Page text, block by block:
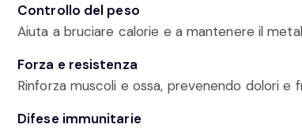
Controllo del peso
Aiuta a bruciare calorie e a mantenere il
Forza e resistenza
Rinforza muscoli e ossa, prevenendo dolori
Difese immunitarie